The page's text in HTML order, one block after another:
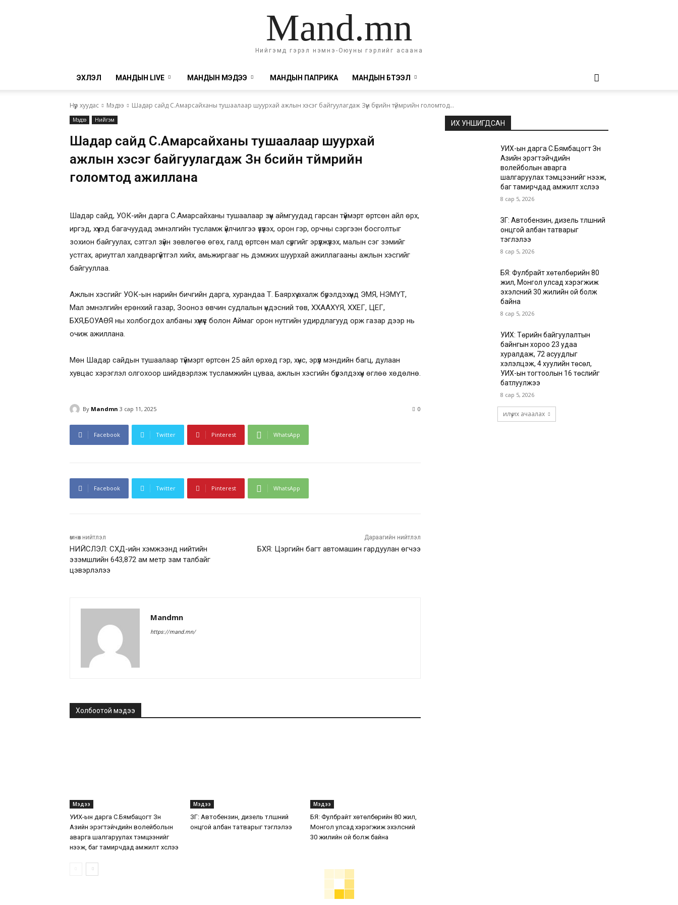
Mand.mn
Нийгэмд гэрэл нэмнэ-Оюуны гэрлийг асаана
ЭХЛЭЛ МАНДЫН LIVE МАНДЫН МЭДЭЭ МАНДЫН ПАПРИКА МАНДЫН БҮТЭЭЛ
Нүүр хуудас Мэдээ Шадар сайд С.Амарсайханы тушаалаар шуурхай ажлын хэсэг байгуулагдаж Зүүн бүсийн түймрийн голомтод...
Мэдээ Нийгэм
Шадар сайд С.Амарсайханы тушаалаар шуурхай
ажлын хэсэг байгуулагдаж Зүүн бүсийн түймрийн
голомтод ажиллана
Шадар сайд, УОК-ийн дарга С.Амарсайханы тушаалаар зүүн аймгуудад гарсан түймэрт өртсөн айл өрх,
иргэд, хүүхэд багачуудад эмнэлгийн тусламж үйлчилгээ үзүүлэх, орон гэр, орчны сэргээн босголтыг
зохион байгуулах, сэтгэл зүйн зөвлөгөө өгөх, галд өртсөн мал сүргийг эрүүлжүүлэх, малын сэг зэмийг
устгах, ариутгал халдваргүйтгэл хийх, амьжиргааг нь дэмжих шуурхай ажиллагааны ажлын хэсгийг
байгууллаа.
Ажлын хэсгийг УОК-ын нарийн бичгийн дарга, хурандаа Т. Баярхүү ахалж бүрэлдэхүүнд ЭМЯ, НЭМҮТ,
Мал эмнэлгийн ерөнхий газар, Зооноз өвчин судлалын үндэсний төв, ХХААХҮЯ, ХХЕГ, ЦЕГ,
БХЯ,БОУАӨЯ ны холбогдох албаны хүмүүс болон Аймаг орон нутгийн удирдлагууд орж газар дээр нь
очиж ажиллана.
Мөн Шадар сайдын тушаалаар түймэрт өртсөн 25 айл өрхөд гэр, хүнс, эрүүл мэндийн багц, дулаан
хувцас хэрэглэл олгохоор шийдвэрлэж тусламжийн цуваа, ажлын хэсгийн бүрэлдэхүүн өглөө хөдөлнө.
By Mandmn 3 сар 11, 2025 0
Facebook Twitter Pinterest WhatsApp
Facebook Twitter Pinterest WhatsApp
өмнөх нийтлэл
НИЙСЛЭЛ: СХД-ийн хэмжээнд нийтийн
эзэмшлийн 643,872 ам метр зам талбайг
цэвэрлэлээ
Дараагийн нийтлэл
БХЯ: Цэргийн багт автомашин гардуулан өгчээ
Mandmn
https://mand.mn/
Холбоотой мэдээ
Мэдээ
УИХ-ын дарга С.Бямбацогт Зүүн
Азийн эрэгтэйчүүдийн волейболын
аварга шалгаруулах тэмцээнийг
нээж, баг тамирчдад амжилт хүслээ
Мэдээ
ЗГ: Автобензин, дизель түлшний
онцгой албан татварыг тэглэлээ
Мэдээ
БЯ: Фулбрайт хөтөлбөрийн 80 жил,
Монгол улсад хэрэгжиж эхэлсний
30 жилийн ой болж байна
ИХ УНШИГДСАН
УИХ-ын дарга С.Бямбацогт Зүүн
Азийн эрэгтэйчүүдийн
волейболын аварга
шалгаруулах тэмцээнийг нээж,
баг тамирчдад амжилт хүслээ
8 сар 5, 2026
ЗГ: Автобензин, дизель түлшний
онцгой албан татварыг
тэглэлээ
8 сар 5, 2026
БЯ: Фулбрайт хөтөлбөрийн 80
жил, Монгол улсад хэрэгжиж
эхэлсний 30 жилийн ой болж
байна
8 сар 5, 2026
УИХ: Төрийн байгуулалтын
байнгын хороо 23 удаа
хуралдаж, 72 асуудлыг
хэлэлцэж, 4 хуулийн төсөл,
УИХ-ын тогтоолын 16 төслийг
батлуулжээ
8 сар 5, 2026
илүү их ачаалах